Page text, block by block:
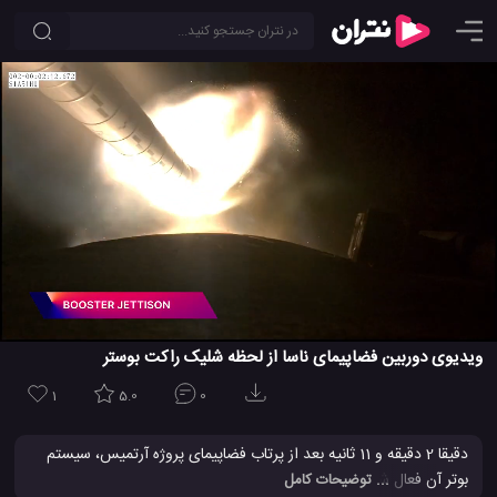
ویدیوی دوربین فضاپیمای ناسا از لحظه شلیک راکت بوستر
1 5.0 0
دقیقا 2 دقیقه و 11 ثانیه بعد از پرتاب فضاپیمای پروژه آرتمیس، سیستم
بوتر آن فعال شد تا با رها سازی یک راکت قدرتمند، به سرعتی بیشتر
... توضیحات کامل